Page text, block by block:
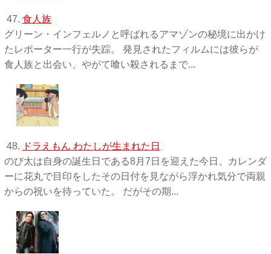
47. 食人族
グリーン・インフェルノと呼ばれるアマゾンの秘境に出かけ
たレポーター一行が失踪。 発見されたフィルムには彼らが
食人族と出会い、やがて喰い殺されるまで...
48. ドラえもん わたしが生まれた日
のび太は自身の誕生日である8月7日を迎えた今日、カレンダ
ーに花丸で目印をしたその日付を見ながら浮かれ気分で両親
からの祝いを待っていた。 だがその期...